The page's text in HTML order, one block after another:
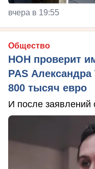
вчера в 19:55
Общество
НОН проверит
PAS
800 тысяч евро
И после заявлений